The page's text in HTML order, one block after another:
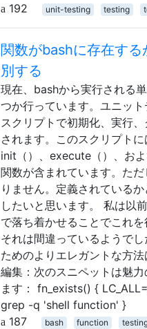
192
unit-testing testing
関数がbashに存在する
別する
現在、bashから実行される
つか行っています。ユニッ
スクリプトで初期化、実行
されます。このスクリプトに
init（）、execute（）、およ
関数が含まれています。た
りません。定義されている
したいと思います。 私は以
で落ち着かせることでこれを
それは間違っているようでし
ためのよりエレガントな方法
編集：次のスニペットは魅
ます： fn_exists() {
grep -q 'shell function' }
187
bash function